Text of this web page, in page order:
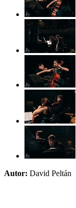
Autor: David Peltán